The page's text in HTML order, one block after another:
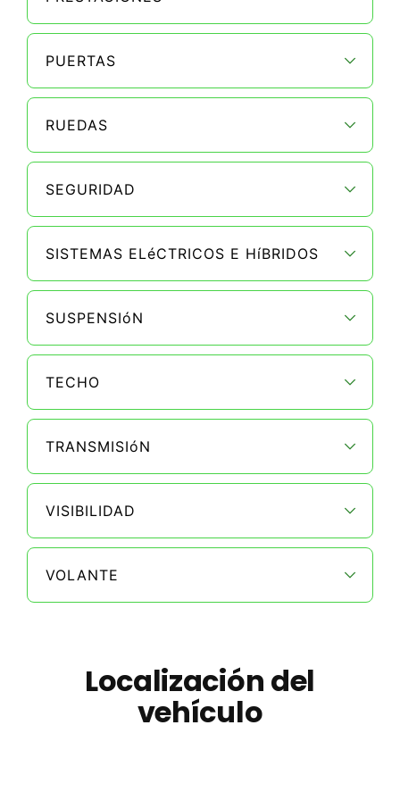
PUERTAS
RUEDAS
SEGURIDAD
SISTEMAS ELéCTRICOS E HíBRIDOS
SUSPENSIóN
TECHO
TRANSMISIóN
VISIBILIDAD
VOLANTE
Localización del
vehículo